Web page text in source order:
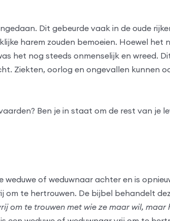
Dit gebeurde vaak in de oude
harem zouden bemoeien. Hoewel het
het nog steeds onmenselijk en wreed.
Ziekten, oorlog en ongevallen kunnen
Ben je in staat om de rest van je
of weduwnaar achter en is
te hertrouwen. De bijbel behandelt
om te trouwen met wie ze maar wil, maar